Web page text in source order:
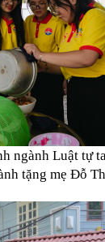
ngành Luật tự
tặng mẹ Đỗ